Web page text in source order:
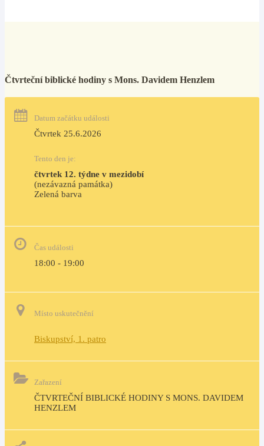
Čtvrteční biblické hodiny s Mons. Davidem Henzlem
Datum začátku události
Čtvrtek 25.6.2026
Tento den je:
čtvrtek 12. týdne v mezidobí
(nezávazná památka)
Zelená barva
Čas události
18:00 - 19:00
Místo uskutečnění
Biskupství, 1. patro
Zařazení
ČTVRTEČNÍ BIBLICKÉ HODINY S MONS. DAVIDEM
HENZLEM